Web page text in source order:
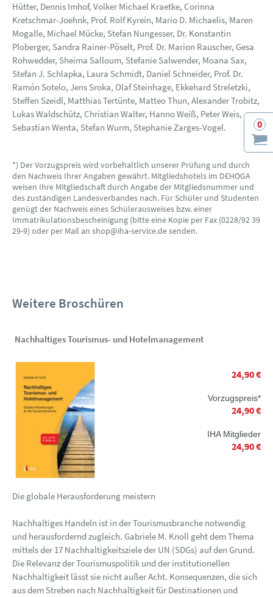
0
Hütter, Dennis Imhof, Volker Michael Kraetke, Corinna
Kretschmar-Joehnk, Prof. Rolf Kyrein, Mario D. Michaelis, Maren
Mogalle, Michael Mücke, Stefan Nungesser, Dr. Konstantin
Ploberger, Sandra Rainer-Pöselt, Prof. Dr. Marion Rauscher, Gesa
Rohwedder, Sheima Salloum, Stefanie Salwender, Moana Sax,
Stefan J. Schlapka, Laura Schmidt, Daniel Schneider, Prof. Dr.
Ramón Sotelo, Jens Sroka, Olaf Steinhage, Ekkehard Streletzki,
Steffen Szeidl, Matthias Tertünte, Matteo Thun, Alexander Trobitz,
Lukas Waldschütz, Christian Walter, Hanno Weiß, Peter Weis,
Sebastian Wenta, Stefan Wurm, Stephanie Zarges-Vogel.
*) Der Vorzugspreis wird vorbehaltlich unserer Prüfung und durch
den Nachweis Ihrer Angaben gewährt. Mitgliedshotels im DEHOGA
weisen Ihre Mitgliedschaft durch Angabe der Mitgliedsnummer und
des zuständigen Landesverbandes nach. Für Schüler und Studenten
genügt der Nachweis eines Schülerausweises bzw. einer
Immatrikulationsbescheinigung (bitte eine Kopie per Fax (0228/92 39
29-9) oder per Mail an shop@iha-service.de senden.
Weitere Broschüren
Nachhaltiges Tourismus- und Hotelmanagement
24,90 €
Vorzugspreis*
24,90 €
IHA Mitglieder
24,90 €
Die globale Herausforderung meistern
Nachhaltiges Handeln ist in der Tourismusbranche notwendig
und herausfordernd zugleich. Gabriele M. Knoll geht dem Thema
mittels der 17 Nachhaltigkeitsziele der UN (SDGs) auf den Grund.
Die Relevanz der Tourismuspolitik und der institutionellen
Nachhaltigkeit lässt sie nicht außer Acht. Konsequenzen, die sich
aus dem Streben nach Nachhaltigkeit für Destinationen und